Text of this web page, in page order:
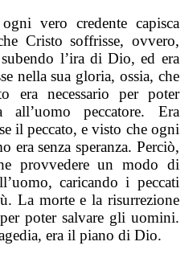
vero credente capisca
Cristo soffrisse, ovvero,
l’ira di Dio, ed era
nella sua gloria, ossia, che
era necessario per poter
all’uomo peccatore. Era
il peccato, e visto che ogni
era senza speranza. Perciò,
provvedere un modo di
caricando i peccati
La morte e la risurrezione
poter salvare gli uomini.
era il piano di Dio.